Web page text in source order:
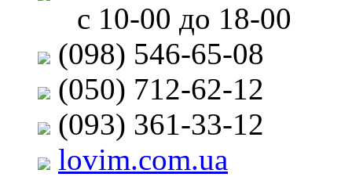
с 10-00 до 18-00
(098) 546-65-08
(050) 712-62-12
(093) 361-33-12
lovim.com.ua